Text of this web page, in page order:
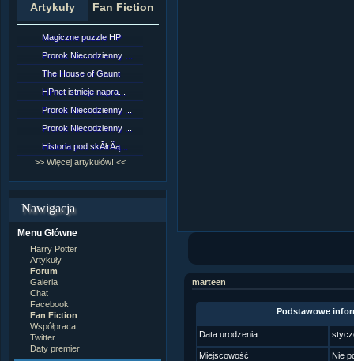
Artykuły Fan Fiction
Magiczne puzzle HP
Prorok Niecodzienny ...
The House of Gaunt
HPnet istnieje napra...
Prorok Niecodzienny ...
Prorok Niecodzienny ...
Historia pod skĂłrÂą...
>> Więcej artykułów! <<
Nawigacja
Menu Główne
Harry Potter
Artykuły
Forum
Galeria
Chat
Facebook
Fan Fiction
Współpraca
Twitter
Daty premier
marteen
Podstawowe
Data urodzenia
Miejscowość Nie